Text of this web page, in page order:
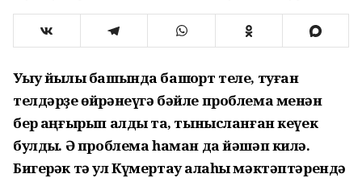
Уҡыу йылы башында башҡорт теле, туған
телдәрҙе өйрәнеүгә бәйле проблема менән
бер ҡаңғырып алдыҡ та, тынысланған кеүек
булдыҡ. Ә проблема һаман да йәшәп килә.
Бигерәк тә ул Күмертау ҡалаһы мәктәптәрендә